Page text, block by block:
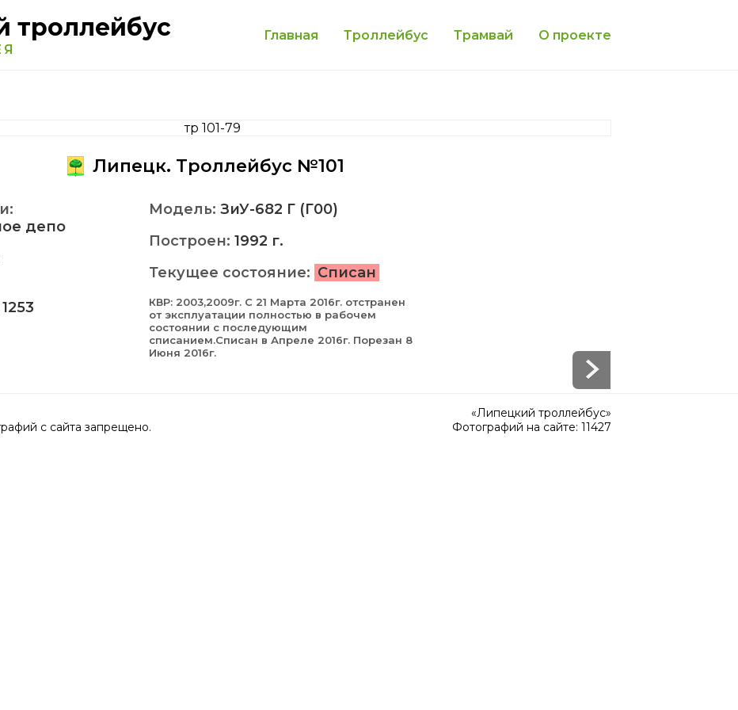
троллейбус Главная Троллейбус Трамвай О проекте
Липецк. Троллейбус №101
депо
1253
Модель: ЗиУ-682 Г (Г00)
Построен: 1992 г.
Текущее состояние: Списан
КВР: 2003,2009г. С 21 Марта 2016г. отстранен
от эксплуатации полностью в рабочем
состоянии с последующим
списанием.Списан в Апреле 2016г. Порезан 8
Июня 2016г.
с сайта запрещено.
«Липецкий троллейбус»
Фотографий на сайте: 11427